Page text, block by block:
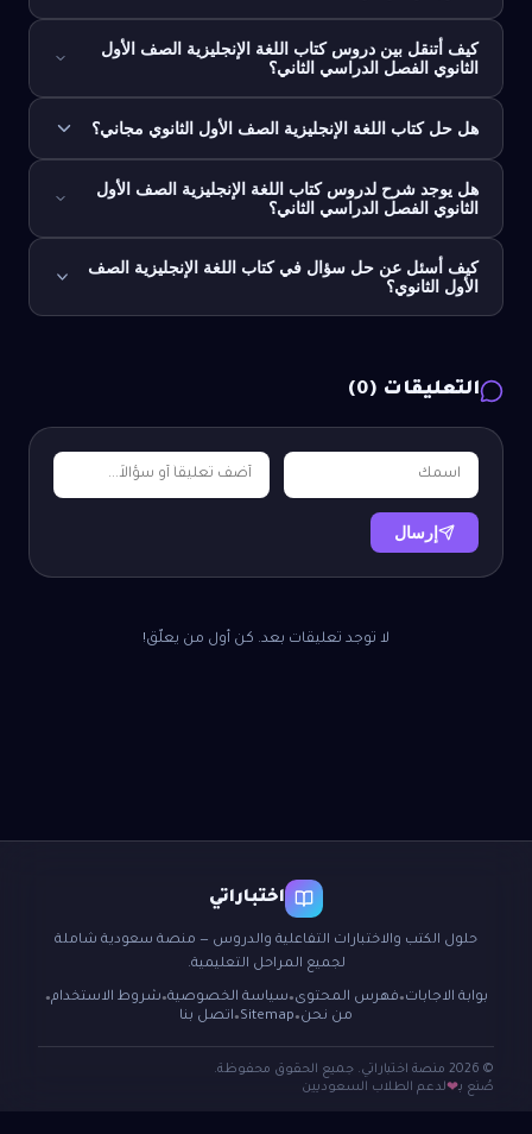
كيف أتنقل بين دروس كتاب اللغة الإنجليزية الصف الأول
الثانوي الفصل الدراسي الثاني؟
هل حل كتاب اللغة الإنجليزية الصف الأول الثانوي مجاني؟
هل يوجد شرح لدروس كتاب اللغة الإنجليزية الصف الأول
الثانوي الفصل الدراسي الثاني؟
كيف أسئل عن حل سؤال في كتاب اللغة الإنجليزية الصف
الأول الثانوي؟
التعليقات (0
)
إرسال
لا توجد تعليقات بعد. كن أول من يعلّق!
اختباراتي
حلول الكتب والاختبارات التفاعلية والدروس — منصة سعودية شاملة
لجميع المراحل التعليمية.
بوابة الاجابات ● فهرس المحتوى ● سياسة الخصوصية● شروط الاستخدام●
من نحن ●
Sitemap
● اتصل بنا
© 2026 منصة اختباراتي. جميع الحقوق محفوظة.
صُنع بـ❤لدعم الطلاب السعوديين